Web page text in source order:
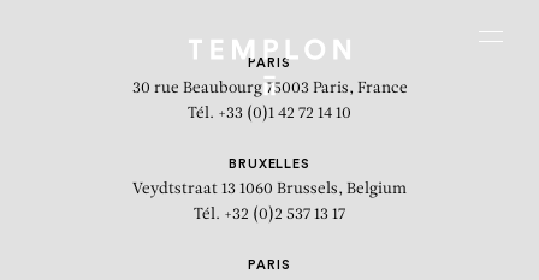
PARIS
30 rue Beaubourg 75003 Paris, France
Tél. +33 (0)1 42 72 14 10
BRUXELLES
Veydtstraat 13 1060 Brussels, Belgium
Tél. +32 (0)2 537 13 17
PARIS